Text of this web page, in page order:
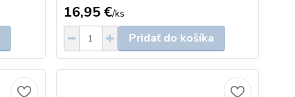
16,95 €/ks
Pridať do košíka